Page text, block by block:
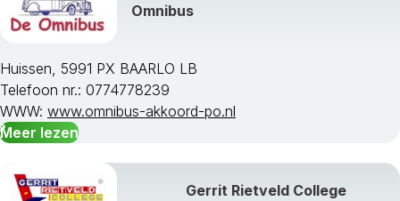
Omnibus
Huissen, 5991 PX BAARLO LB
Telefoon nr.: 0774778239
WWW: www.omnibus-akkoord-po.nl
Meer lezen
Gerrit Rietveld College